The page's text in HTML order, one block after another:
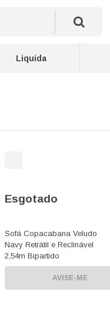
Liquida
Esgotado
Sofá Copacabana Veludo
Navy Retrátil e Reclinável
2,54m Bipartido
AVISE-ME